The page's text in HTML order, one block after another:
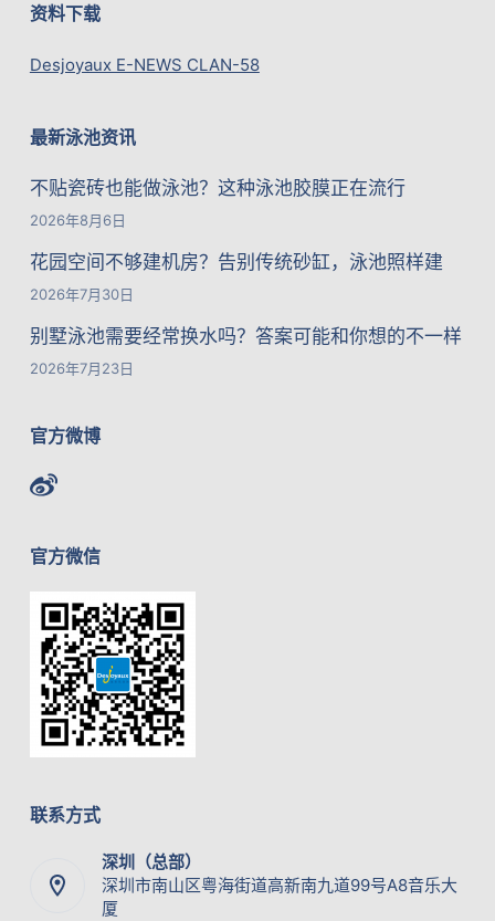
资料下载
Desjoyaux E-NEWS CLAN-58
最新泳池资讯
不贴瓷砖也能做泳池？这种泳池胶膜正在流行
2026年8月6日
花园空间不够建机房？告别传统砂缸，泳池照样建
2026年7月30日
别墅泳池需要经常换水吗？答案可能和你想的不一样
2026年7月23日
官方微博
官方微信
联系方式
深圳（总部）
深圳市南山区粤海街道高新南九道99号A8音乐大
厦